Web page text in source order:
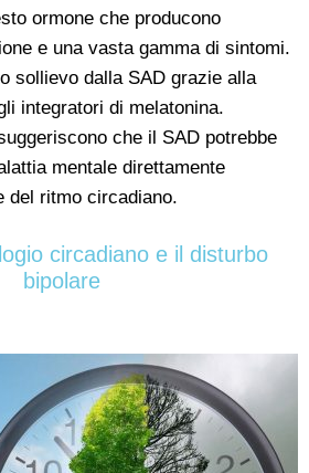
ormone che producono
e una vasta gamma di sintomi.
sollievo dalla SAD grazie alla
integratori di melatonina.
che il SAD potrebbe
mentale direttamente
del ritmo circadiano.
circadiano e il disturbo
bipolare